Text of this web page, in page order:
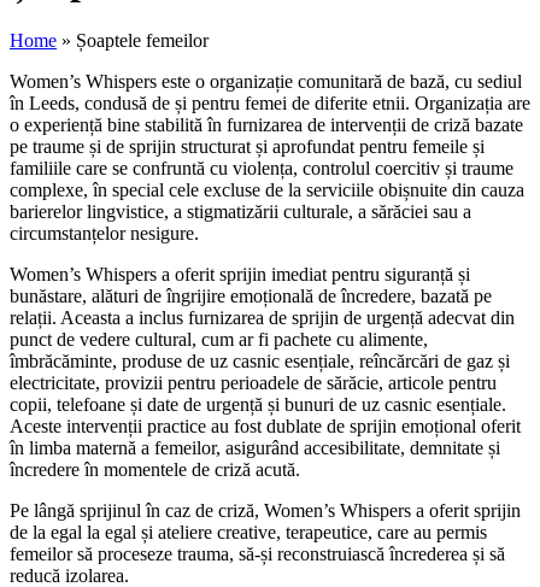
Home » Șoaptele femeilor
Women’s Whispers este o organizație comunitară de bază, cu sediul
în Leeds, condusă de și pentru femei de diferite etnii. Organizația are
o experiență bine stabilită în furnizarea de intervenții de criză bazate
pe traume și de sprijin structurat și aprofundat pentru femeile și
familiile care se confruntă cu violența, controlul coercitiv și traume
complexe, în special cele excluse de la serviciile obișnuite din cauza
barierelor lingvistice, a stigmatizării culturale, a sărăciei sau a
circumstanțelor nesigure.
Women’s Whispers a oferit sprijin imediat pentru siguranță și
bunăstare, alături de îngrijire emoțională de încredere, bazată pe
relații. Aceasta a inclus furnizarea de sprijin de urgență adecvat din
punct de vedere cultural, cum ar fi pachete cu alimente,
îmbrăcăminte, produse de uz casnic esențiale, reîncărcări de gaz și
electricitate, provizii pentru perioadele de sărăcie, articole pentru
copii, telefoane și date de urgență și bunuri de uz casnic esențiale.
Aceste intervenții practice au fost dublate de sprijin emoțional oferit
în limba maternă a femeilor, asigurând accesibilitate, demnitate și
încredere în momentele de criză acută.
Pe lângă sprijinul în caz de criză, Women’s Whispers a oferit sprijin
de la egal la egal și ateliere creative, terapeutice, care au permis
femeilor să proceseze trauma, să-și reconstruiască încrederea și să
reducă izolarea.